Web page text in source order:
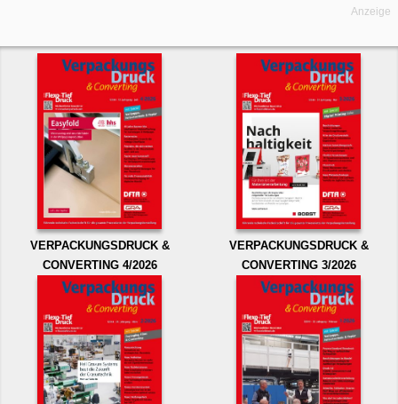
Anzeige
VERPACKUNGSDRUCK &
CONVERTING 4/2026
VERPACKUNGSDRUCK &
CONVERTING 3/2026